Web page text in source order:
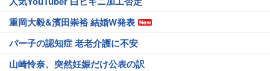
重岡大毅&濱田崇裕 結婚W発表
パー子の認知症 老老介護に不安
山崎怜奈、突然妊娠だけ公表の訳